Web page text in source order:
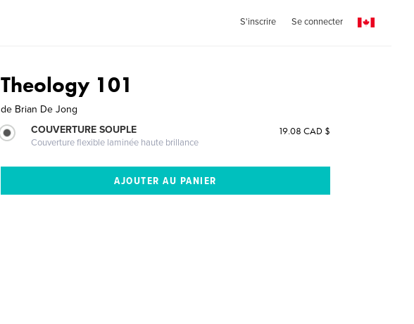
S'inscrire Se connecter
Theology 101
de Brian De Jong
COUVERTURE SOUPLE
Couverture flexible laminée haute brillance
19.08 CAD $